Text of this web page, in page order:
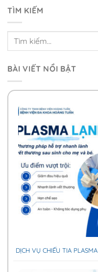
TÌM KIẾM
BÀI VIẾT NỔI BẬT
DỊCH VỤ CHIẾU TIA PLASMA